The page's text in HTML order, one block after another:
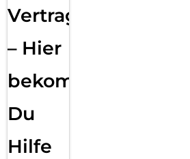
Vertragsabwicklung
– Hier
bekommst
Du
Hilfe